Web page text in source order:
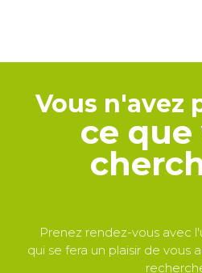
Vous n'avez
ce que
Prenez rendez-vous avec
qui se fera un plaisir de vous